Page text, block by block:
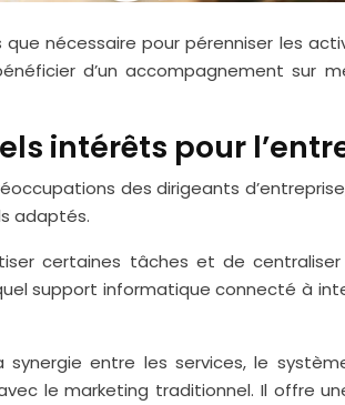
nécessaire pour pérenniser les
d’un accompagnement sur
intérêts pour
des dirigeants
adaptés.
certaines tâches et de
support informatique connecté à
synergie entre les services, le
le marketing traditionnel. Il offre